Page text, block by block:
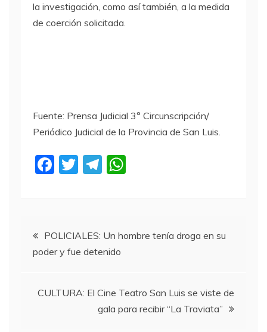
la investigación, como así también, a la medida
de coerción solicitada.
Fuente: Prensa Judicial 3° Circunscripción/
Periódico Judicial de la Provincia de San Luis.
F
b
o
k
T
T
a
m
A
Navegación
de
entradas
POLICIALES: Un hombre tenía droga en su
poder y fue detenido
CULTURA: El Cine Teatro San Luis se viste de
gala para recibir “La Traviata”